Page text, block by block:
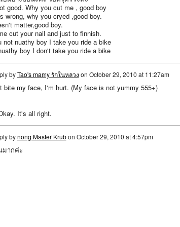
good. Why you cut me , good boy
wrong, why you cryed ,good boy.
matter,good boy.
cut your nail and just to finnish.
not nuathy boy I take you ride a bike
boy I don't take you ride a bike
byTao's mamy รักในหลวง on October 29, 2010 at 11:27am
bite my face, I'm hurt. (My face is not yummy 555+)
It's all right.
bynong Master Krubon October 29, 2010 at 4:57pm
ากค่ะ